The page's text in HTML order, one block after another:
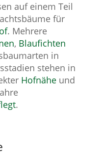
auf einem Teil
für
. Mehrere
, Blaufichten
in
stehen in
Hofnäheund
.